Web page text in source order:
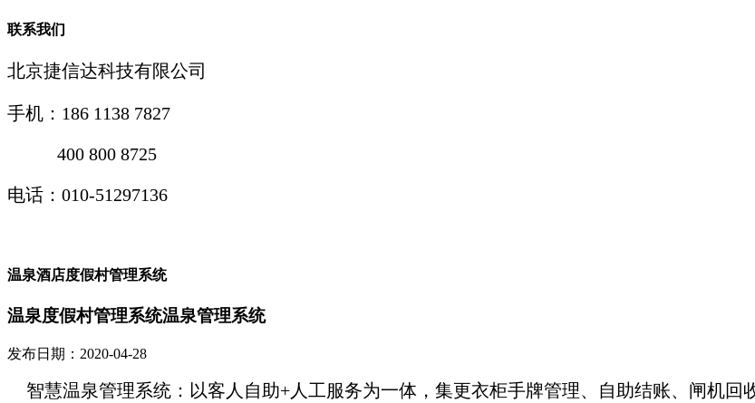
联系我们
北京捷信达科技有限公司
手机： 186 1138 7827
400 800 8725
电话：010-51297136
温泉酒店度假村管理系统
温泉度假村管理系统温泉管理系统
发布日期：2020-04-28
智慧温泉管理系统：以客人自助+人工服务为一体，集更衣柜手牌管理、自助结账、闸机